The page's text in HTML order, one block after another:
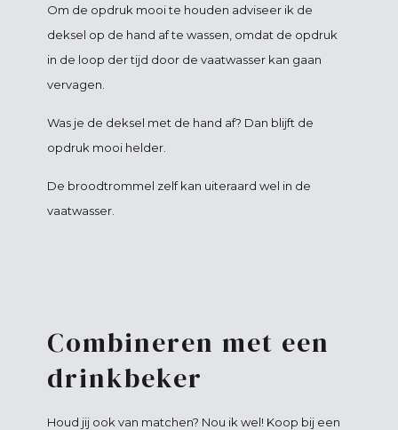
Om de opdruk mooi te houden adviseer ik de
deksel op de hand af te wassen, omdat de opdruk
in de loop der tijd door de vaatwasser kan gaan
vervagen.
Was je de deksel met de hand af? Dan blijft de
opdruk mooi helder.
De broodtrommel zelf kan uiteraard wel in de
vaatwasser.
Combineren met een
drinkbeker
Houd jij ook van matchen? Nou ik wel! Koop bij een